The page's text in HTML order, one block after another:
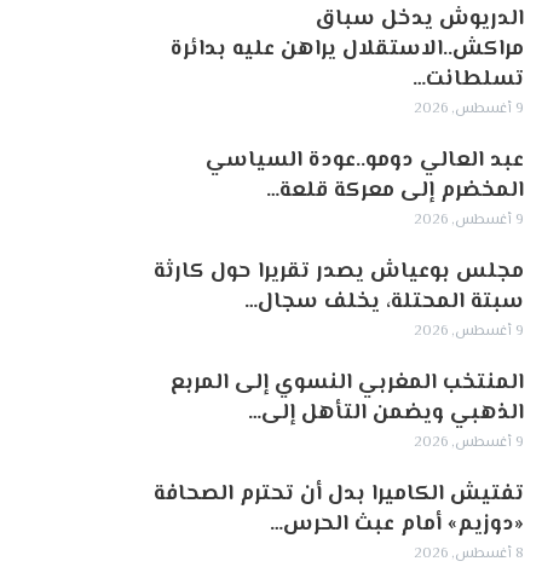
الدريوش يدخل سباق
مراكش..الاستقلال يراهن عليه بدائرة
تسلطانت…
9 أغسطس, 2026
عبد العالي دومو..عودة السياسي
المخضرم إلى معركة قلعة…
9 أغسطس, 2026
مجلس بوعياش يصدر تقريرا حول كارثة
سبتة المحتلة، يخلف سجال…
9 أغسطس, 2026
المنتخب المغربي النسوي إلى المربع
الذهبي ويضمن التأهل إلى…
9 أغسطس, 2026
تفتيش الكاميرا بدل أن تحترم الصحافة
«دوزيم» أمام عبث الحرس…
8 أغسطس, 2026